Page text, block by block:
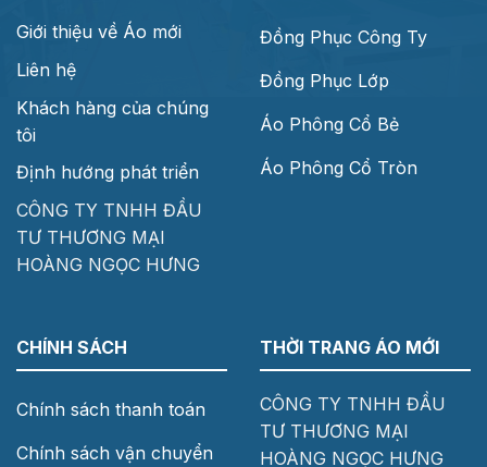
Giới thiệu về Áo mới
Liên hệ
Khách hàng của chúng
tôi
Định hướng phát triển
CÔNG TY TNHH ĐẦU
TƯ THƯƠNG MẠI
HOÀNG NGỌC HƯNG
Đồng Phục Công Ty
Đồng Phục Lớp
Áo Phông Cổ Bẻ
Áo Phông Cổ Tròn
CHÍNH SÁCH
Chính sách thanh toán
Chính sách vận chuyển
THỜI TRANG ÁO MỚI
CÔNG TY TNHH ĐẦU
TƯ THƯƠNG MẠI
HOÀNG NGỌC HƯNG